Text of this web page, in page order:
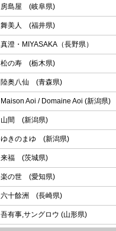
房島屋 (岐阜県)
舞美人 (福井県)
真澄・MIYASAKA（長野県）
松の寿 (栃木県)
陸奥八仙 (青森県)
Maison Aoi / Domaine Aoi (新潟県)
山間 (新潟県)
ゆきのまゆ (新潟県)
来福 (茨城県)
楽の世 (愛知県)
六十餘洲 (長崎県)
吾有事,サングロウ (山形県)